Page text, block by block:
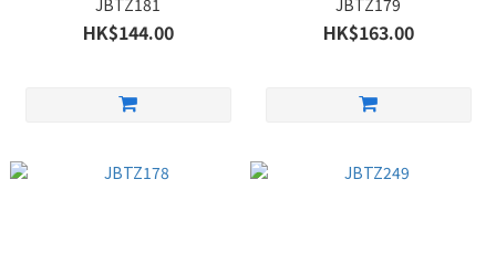
JBTZ181
HK$144.00
JBTZ179
HK$163.00